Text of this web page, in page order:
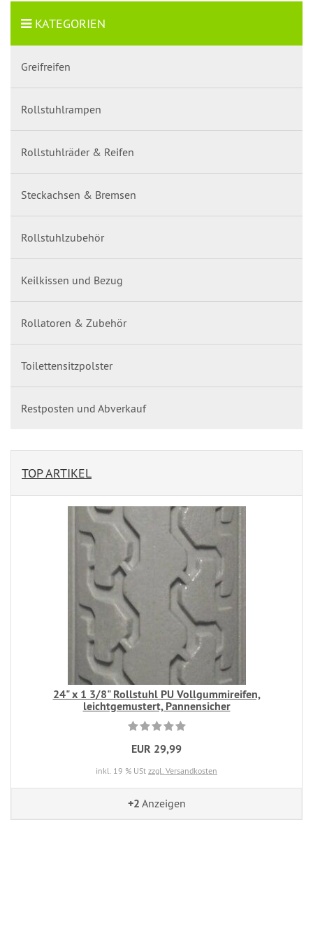
KATEGORIEN
Greifreifen
Rollstuhlrampen
Rollstuhlräder & Reifen
Steckachsen & Bremsen
Rollstuhlzubehör
Keilkissen und Bezug
Rollatoren & Zubehör
Toilettensitzpolster
Restposten und Abverkauf
TOP ARTIKEL
24" x 1 3/8" Rollstuhl PU Vollgummireifen,
leichtgemustert, Pannensicher
EUR 29,99
inkl. 19 % USt zzgl. Versandkosten
+2 Anzeigen